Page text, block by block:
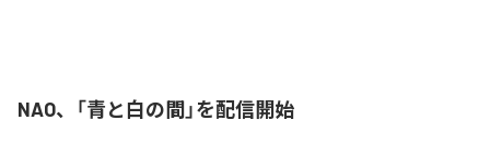
NAO、「青と白の間」を配信開始